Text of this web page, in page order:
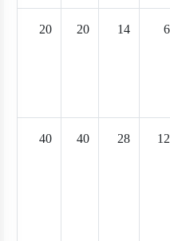
6
14
20
20
12
28
40
40